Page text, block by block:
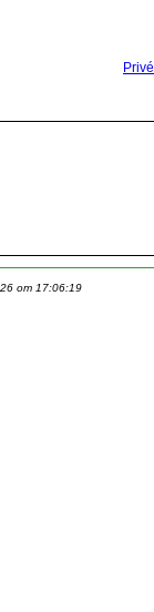
Privé
om 17:06:19